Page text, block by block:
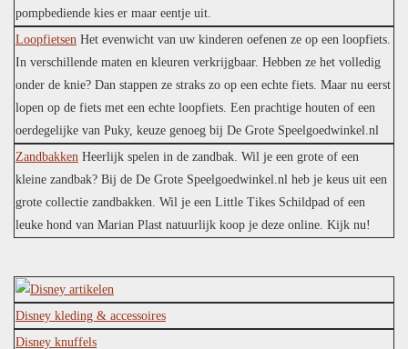
pompbediende kies er maar eentje uit.
Loopfietsen Het evenwicht van uw kinderen oefenen ze op een loopfiets.
In verschillende maten en kleuren verkrijgbaar. Hebben ze het volledig
onder de knie? Dan stappen ze straks zo op een echte fiets. Maar nu eerst
lopen op de fiets met een echte loopfiets. Een prachtige houten of een
oerdegelijke van Puky, keuze genoeg bij De Grote Speelgoedwinkel.nl
Zandbakken Heerlijk spelen in de zandbak. Wil je een grote of een
kleine zandbak? Bij de De Grote Speelgoedwinkel.nl heb je keus uit een
grote collectie zandbakken. Wil je een Little Tikes Schildpad of een
leuke hond van Marian Plast natuurlijk koop je deze online. Kijk nu!
Disney kleding & accessoires
Disney knuffels